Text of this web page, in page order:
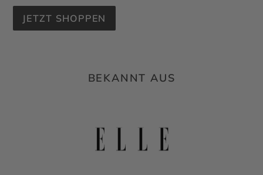
JETZT SHOPPEN
BEKANNT AUS